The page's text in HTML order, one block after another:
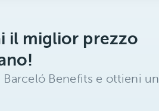
il miglior prezzo
Benefits e ottieni un